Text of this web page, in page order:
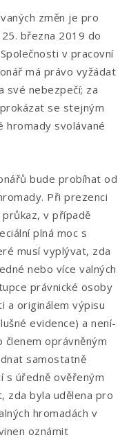
změn je pro
března 2019 do
v pracovní
má právo vyžádat
své nebezpečí; za
se stejným
hromady svolávané
bude probíhat od
Při prezenci
v případě
plná moc s
musí vyplývat, zda
nebo více valných
právnické osoby
a originálem výpisu
evidence) a není-
oprávněným
samostatně
s úředně ověřeným
zda byla udělena pro
hromadách v
oznámit